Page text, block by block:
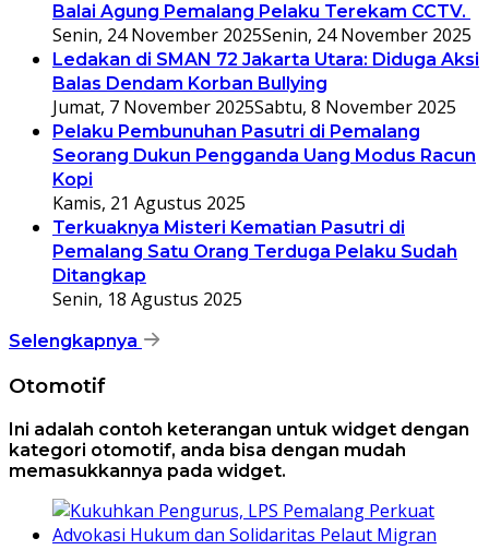
Balai Agung Pemalang Pelaku Terekam CCTV.
Senin, 24 November 2025Senin, 24 November 2025
Ledakan di SMAN 72 Jakarta Utara: Diduga Aksi
Balas Dendam Korban Bullying
Jumat, 7 November 2025Sabtu, 8 November 2025
Pelaku Pembunuhan Pasutri di Pemalang
Seorang Dukun Pengganda Uang Modus Racun
Kopi
Kamis, 21 Agustus 2025
Terkuaknya Misteri Kematian Pasutri di
Pemalang Satu Orang Terduga Pelaku Sudah
Ditangkap
Senin, 18 Agustus 2025
Selengkapnya
Otomotif
Ini adalah contoh keterangan untuk widget dengan
kategori otomotif, anda bisa dengan mudah
memasukkannya pada widget.